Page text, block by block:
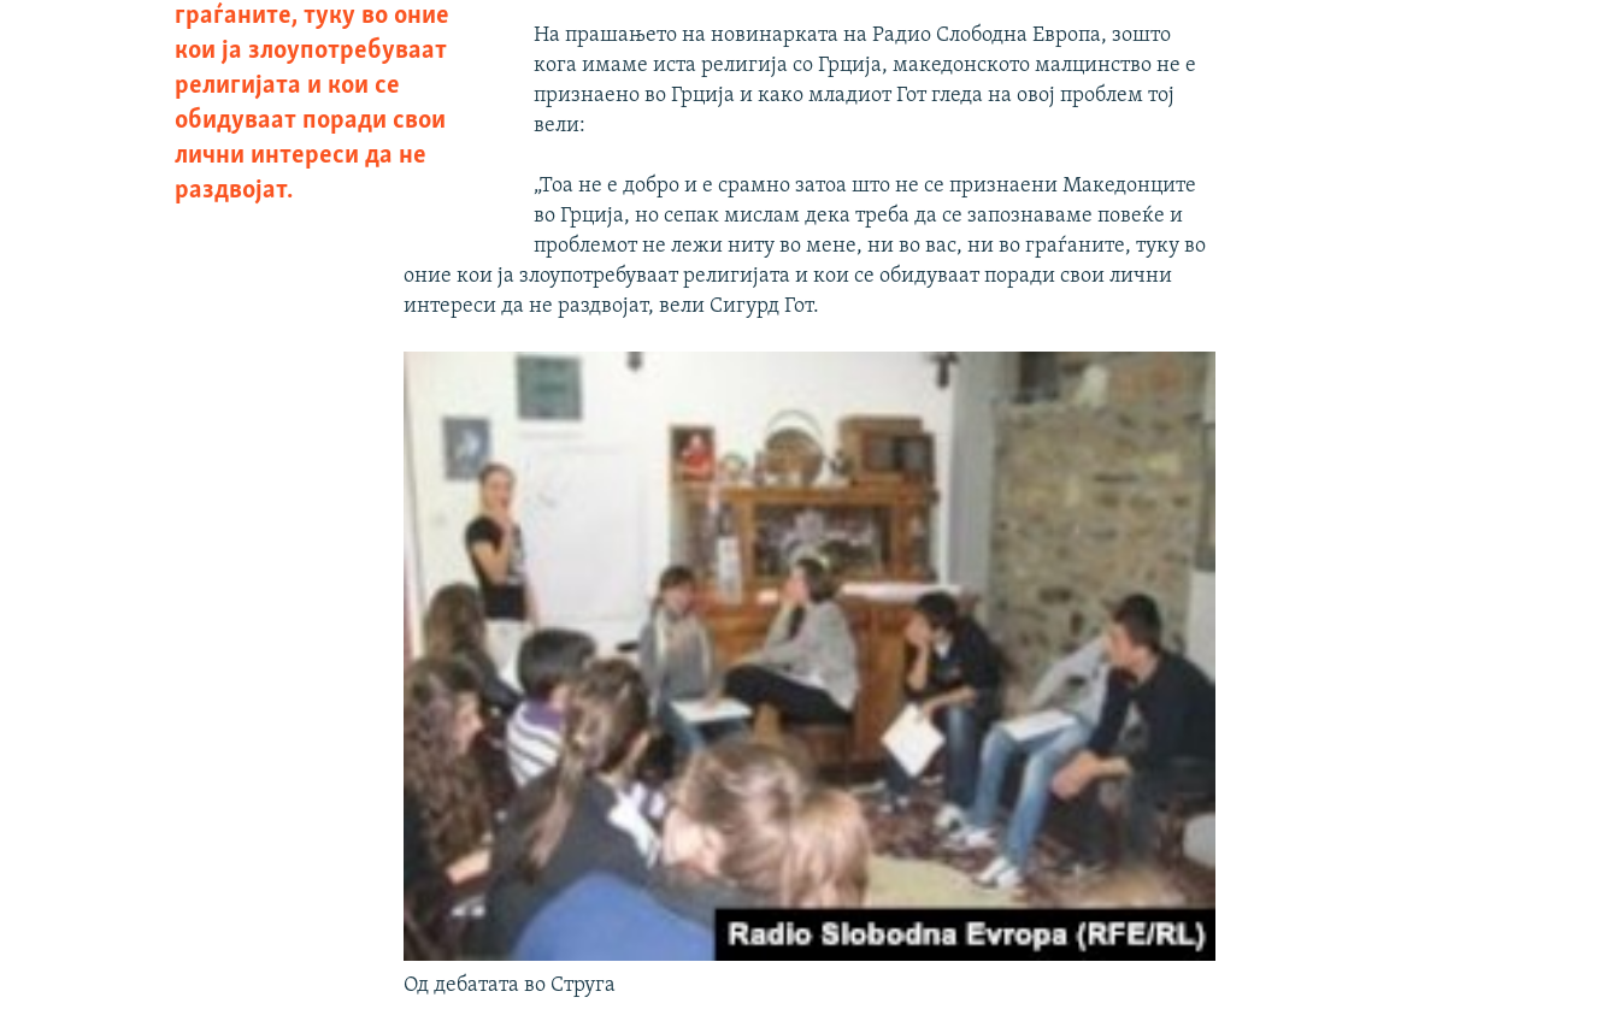
граѓаните, туку во оние
кои ја злоупотребуваат
религијата и кои се
обидуваат поради свои
лични интереси да не
раздвојат.
На прашањето на новинарката на Радио Слободна Европа, зошто
кога имаме иста религија со Грција, македонското малцинство не е
признаено во Грција и како младиот Гот гледа на овој проблем тој
вели:
„Тоа не е добро и е срамно затоа што не се признаени Македонците
во Грција, но сепак мислам дека треба да се запознаваме повеќе и
проблемот не лежи ниту во мене, ни во вас, ни во граѓаните, туку во
оние кои ја злоупотребуваат религијата и кои се обидуваат поради свои лични
интереси да не раздвојат, вели Сигурд Гот.
Од дебатата во Струга